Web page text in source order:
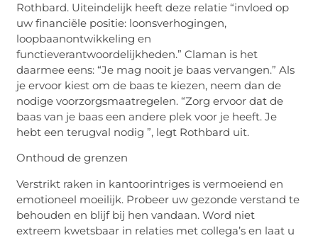
Rothbard. Uiteindelijk heeft deze relatie “invloed op
uw financiële positie: loonsverhogingen,
loopbaanontwikkeling en
functieverantwoordelijkheden.” Claman is het
daarmee eens: “Je mag nooit je baas vervangen.” Als
je ervoor kiest om de baas te kiezen, neem dan de
nodige voorzorgsmaatregelen. “Zorg ervoor dat de
baas van je baas een andere plek voor je heeft. Je
hebt een terugval nodig ”, legt Rothbard uit.
Onthoud de grenzen
Verstrikt raken in kantoorintriges is vermoeiend en
emotioneel moeilijk. Probeer uw gezonde verstand te
behouden en blijf bij hen vandaan. Word niet
extreem kwetsbaar in relaties met collega’s en laat u